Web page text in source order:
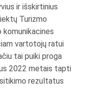
ir išskirtinius
Turizmo
vartotojų ratui
tai puiki proga
2022 metais tapti
rezultatus